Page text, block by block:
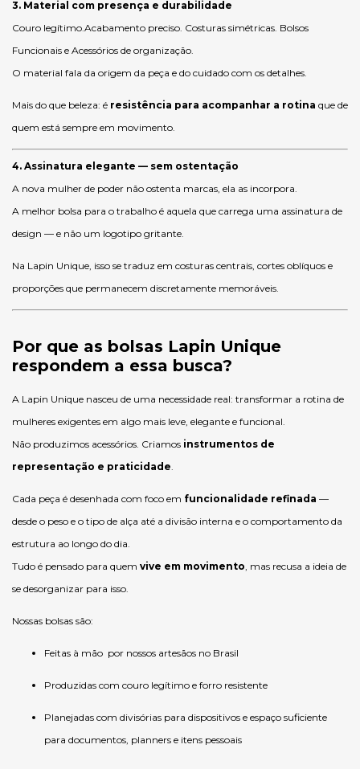
3. Material com presença e durabilidade
Couro legítimo.Acabamento preciso. Costuras simétricas. Bolsos
Funcionais e Acessórios de organização.
O material fala da origem da peça e do cuidado com os detalhes.
Mais do que beleza: é resistência para acompanhar a rotina que de
quem está sempre em movimento.
4. Assinatura elegante — sem ostentação
A nova mulher de poder não ostenta marcas, ela as incorpora.
A melhor bolsa para o trabalho é aquela que carrega uma assinatura de
design — e não um logotipo gritante.
Na Lapin Unique, isso se traduz em costuras centrais, cortes oblíquos e
proporções que permanecem discretamente memoráveis.
Por que as bolsas Lapin Unique
respondem a essa busca?
A Lapin Unique nasceu de uma necessidade real: transformar a rotina de
mulheres exigentes em algo mais leve, elegante e funcional.
Não produzimos acessórios. Criamos instrumentos de
representação e praticidade.
Cada peça é desenhada com foco em funcionalidade refinada —
desde o peso e o tipo de alça até a divisão interna e o comportamento da
estrutura ao longo do dia.
Tudo é pensado para quem vive em movimento, mas recusa a ideia de
se desorganizar para isso.
Nossas bolsas são:
Feitas à mão por nossos artesãos no Brasil
Produzidas com couro legítimo e forro resistente
Planejadas com divisórias para dispositivos e espaço suficiente
para documentos, planners e itens pessoais